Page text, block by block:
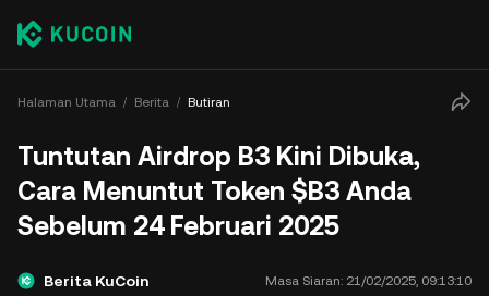
Halaman Utama Berita Butiran
Tuntutan Airdrop B3 Kini Dibuka,
Cara Menuntut Token $B3 Anda
Sebelum 24 Februari 2025
Berita KuCoin Masa Siaran: 21/02/2025, 09:13:10